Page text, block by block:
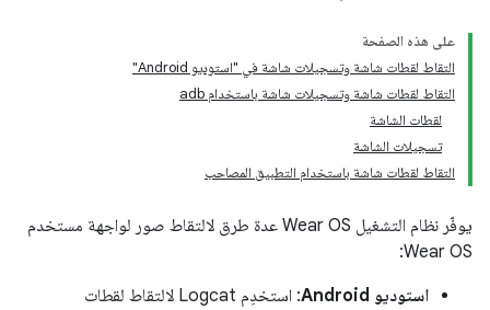
على هذه الصفحة
التقاط لقطات شاشة وتسجيلات شاشة في "استوديو Android"
التقاط لقطات شاشة وتسجيلات شاشة باستخدام adb
لقطات الشاشة
تسجيلات الشاشة
التقاط لقطات شاشة باستخدام التطبيق المصاحب
يوفّر نظام التشغيل Wear OS عدة طرق لالتقاط صور لواجهة مستخدم
Wear OS:
استوديو Android
: استخدِم Logcat لالتقاط لقطات